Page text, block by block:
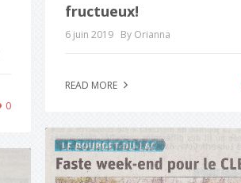
0
fructueux!
6 juin 2019 By Orianna
READ MORE